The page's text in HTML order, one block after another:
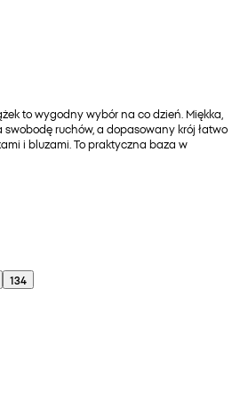
to wygodny wybór na co dzień. Miękka,
ruchów, a dopasowany krój łatwo
i bluzami. To praktyczna baza w
134